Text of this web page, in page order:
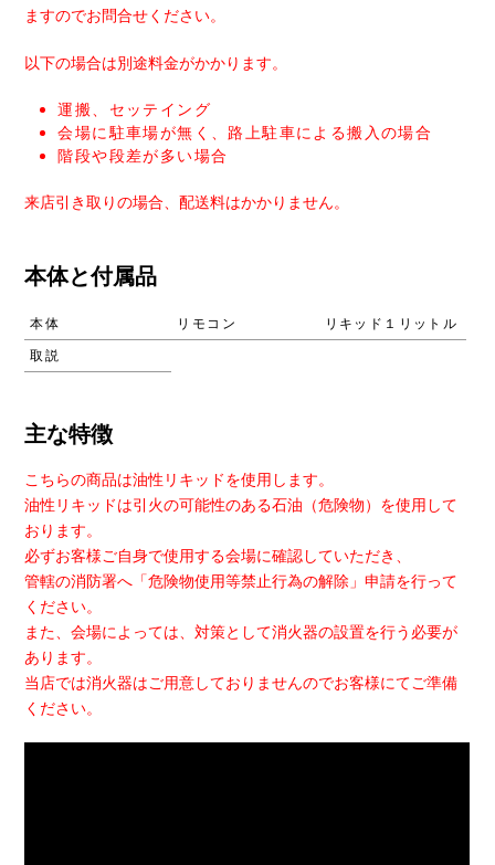
ますのでお問合せください。
以下の場合は別途料金がかかります。
運搬、セッテイング
会場に駐車場が無く、路上駐車による搬入の場合
階段や段差が多い場合
来店引き取りの場合、配送料はかかりません。
本体と付属品
本体 リモコン
リキッド１リットル
取説
主な特徴
こちらの商品は油性リキッドを使用します。
油性リキッドは引火の可能性のある石油（危険物）を使用して
おります。
必ずお客様ご自身で使用する会場に確認していただき、
管轄の消防署へ「危険物使用等禁止行為の解除」申請を行って
ください。
また、会場によっては、対策として消火器の設置を行う必要が
あります。
当店では消火器はご用意しておりませんのでお客様にてご準備
ください。